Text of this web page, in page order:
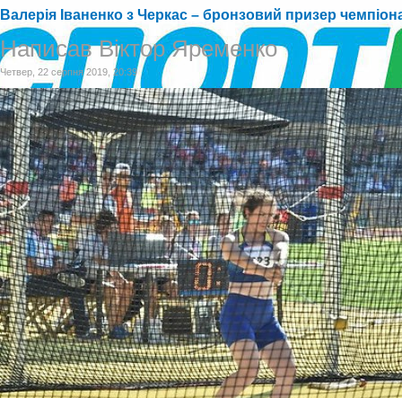
Валерія Іваненко з Черкас – бронзовий призер
Написав Віктор Яременко
Четвер, 22 серпня 2019, 20:39